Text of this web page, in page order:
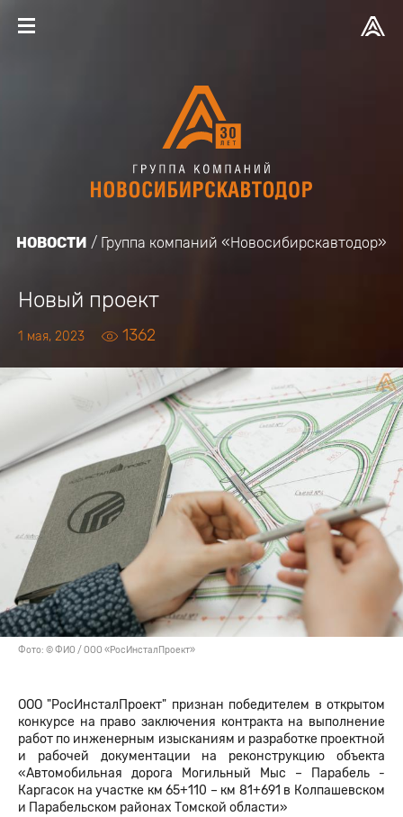
НОВОСТИ Группа компаний «Новосибирскавтодор»
Новый проект
1 мая, 2023 1362
Фото: © ФИО / ООО «РосИнсталПроект»
ООО "РосИнсталПроект" признан победителем в открытом
конкурсе на право заключения контракта на выполнение
работ по инженерным изысканиям и разработке проектной
и рабочей документации на реконструкцию объекта
«Автомобильная дорога Могильный Мыс – Парабель -
Каргасок на участке км 65+110 – км 81+691 в Колпашевском
и Парабельском районах Томской области»